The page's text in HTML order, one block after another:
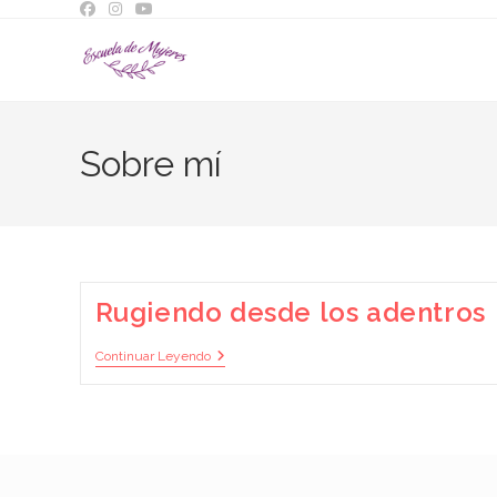
Sobre mí
Rugiendo desde los adentros
Continuar Leyendo